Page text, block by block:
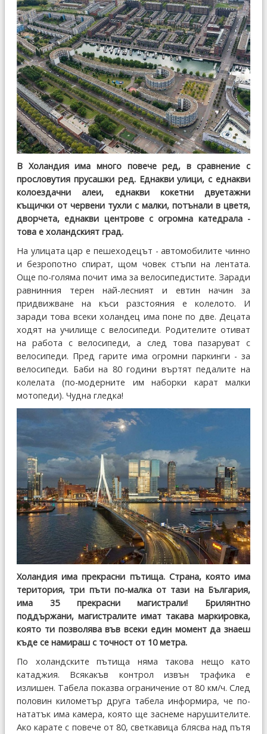
В Холандия има много повече ред, в сравнение с
прословутия прусашки ред. Еднакви улици, с еднакви
колоездачни алеи, еднакви кокетни двуетажни
къщички от червени тухли с малки, потънали в цветя,
дворчета, еднакви центрове с огромна катедрала -
това е холандският град.
На улицата цар е пешеходецът - автомобилите чинно
и безропотно спират, щом човек стъпи на лентата.
Още по-голяма почит има за велосипедистите. Заради
равнинния терен най-лесният и евтин начин за
придвижване на къси разстояния е колелото. И
заради това всеки холандец има поне по две. Децата
ходят на училище с велосипеди. Родителите отиват
на работа с велосипеди, а след това пазаруват с
велосипеди. Пред гарите има огромни паркинги - за
велосипеди. Баби на 80 години въртят педалите на
колелата (по-модерните им наборки карат малки
мотопеди). Чудна гледка!
Холандия има прекрасни пътища. Страна, която има
територия, три пъти по-малка от тази на България,
има 35 прекрасни магистрали! Брилянтно
поддържани, магистралите имат такава маркировка,
която ти позволява във всеки един момент да знаеш
къде се намираш с точност от 10 метра.
По холандските пътища няма такова нещо като
катаджия. Всякакъв контрол извън трафика е
излишен. Табела показва ограничение от 80 км/ч. След
половин километър друга табела информира, че по-
нататък има камера, която ще заснеме нарушителите.
Ако карате с повече от 80, светкавица блясва над пътя